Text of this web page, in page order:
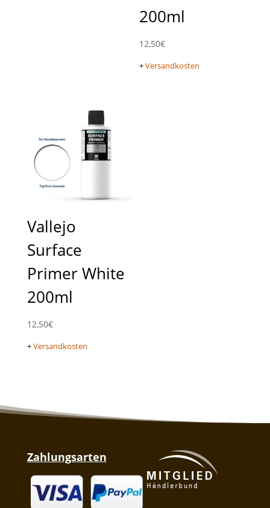
200ml
12,50€
+Versandkosten
Vallejo
Surface
Primer White
200ml
12,50€
+Versandkosten
Zahlungsarten